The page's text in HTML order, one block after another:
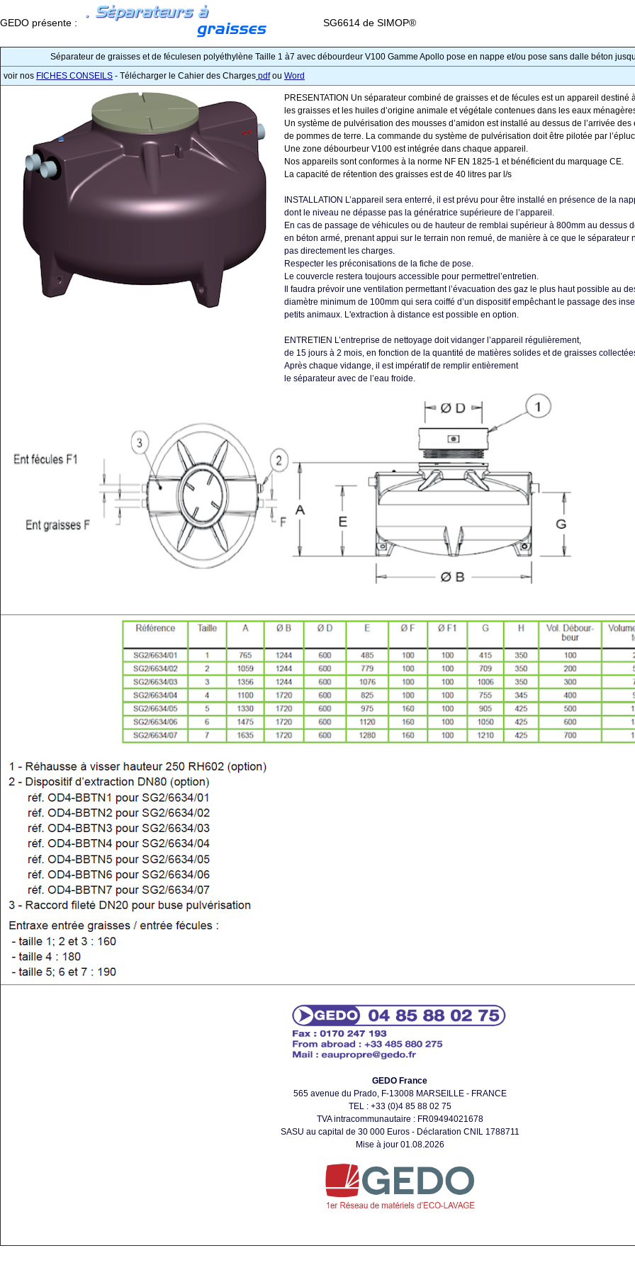
GEDO présente : SG6614 de SIMOP®
Séparateur de graisses et de féculesen polyéthylène Taille 1 à7 avec débourdeur V100 Gamme Apollo pose en nappe et/ou pose sans dalle béton
voir nos FICHES CONSEILS - Télécharger le Cahier des Charges pdfou Word
PRESENTATION Un séparateur combiné de graisses et de fécules est un appareil
les graisses et les huiles d’origine animale et végétale contenues dans les eaux
Un système de pulvérisation des mousses d’amidon est installé au dessus de l’arrivée
de pommes de terre. La commande du système de pulvérisation doit être pilotée par
Une zone débourbeur V100 est intégrée dans chaque appareil.
Nos appareils sont conformes à la norme NF EN 1825-1 et bénéficient du marquage CE.
La capacité de rétention des graisses est de 40 litres par l/s
INSTALLATION L’appareil sera enterré, il est prévu pour être installé en présence de la
dont le niveau ne dépasse pas la génératrice supérieure de l’appareil.
En cas de passage de véhicules ou de hauteur de remblai supérieur à 800mm au dessus
en béton armé, prenant appui sur le terrain non remué, de manière à ce que le séparateur
pas directement les charges.
Respecter les préconisations de la fiche de pose.
Le couvercle restera toujours accessible pour permettrel’entretien.
Il faudra prévoir une ventilation permettant l’évacuation des gaz le plus haut possible au
diamètre minimum de 100mm qui sera coiffé d’un dispositif empêchant le passage des
petits animaux. L'extraction à distance est possible en option.
ENTRETIEN L’entreprise de nettoyage doit vidanger l’appareil régulièrement,
de 15 jours à 2 mois, en fonction de la quantité de matières solides et de graisses
Après chaque vidange, il est impératif de remplir entièrement
le séparateur avec de l’eau froide.
GEDO France
565 avenue du Prado, F-13008 MARSEILLE - FRANCE
TEL : +33 (0)4 85 88 02 75
TVA intracommunautaire : FR09494021678
SASU au capital de 30 000 Euros - Déclaration CNIL 1788711
Mise à jour 01.08.2026